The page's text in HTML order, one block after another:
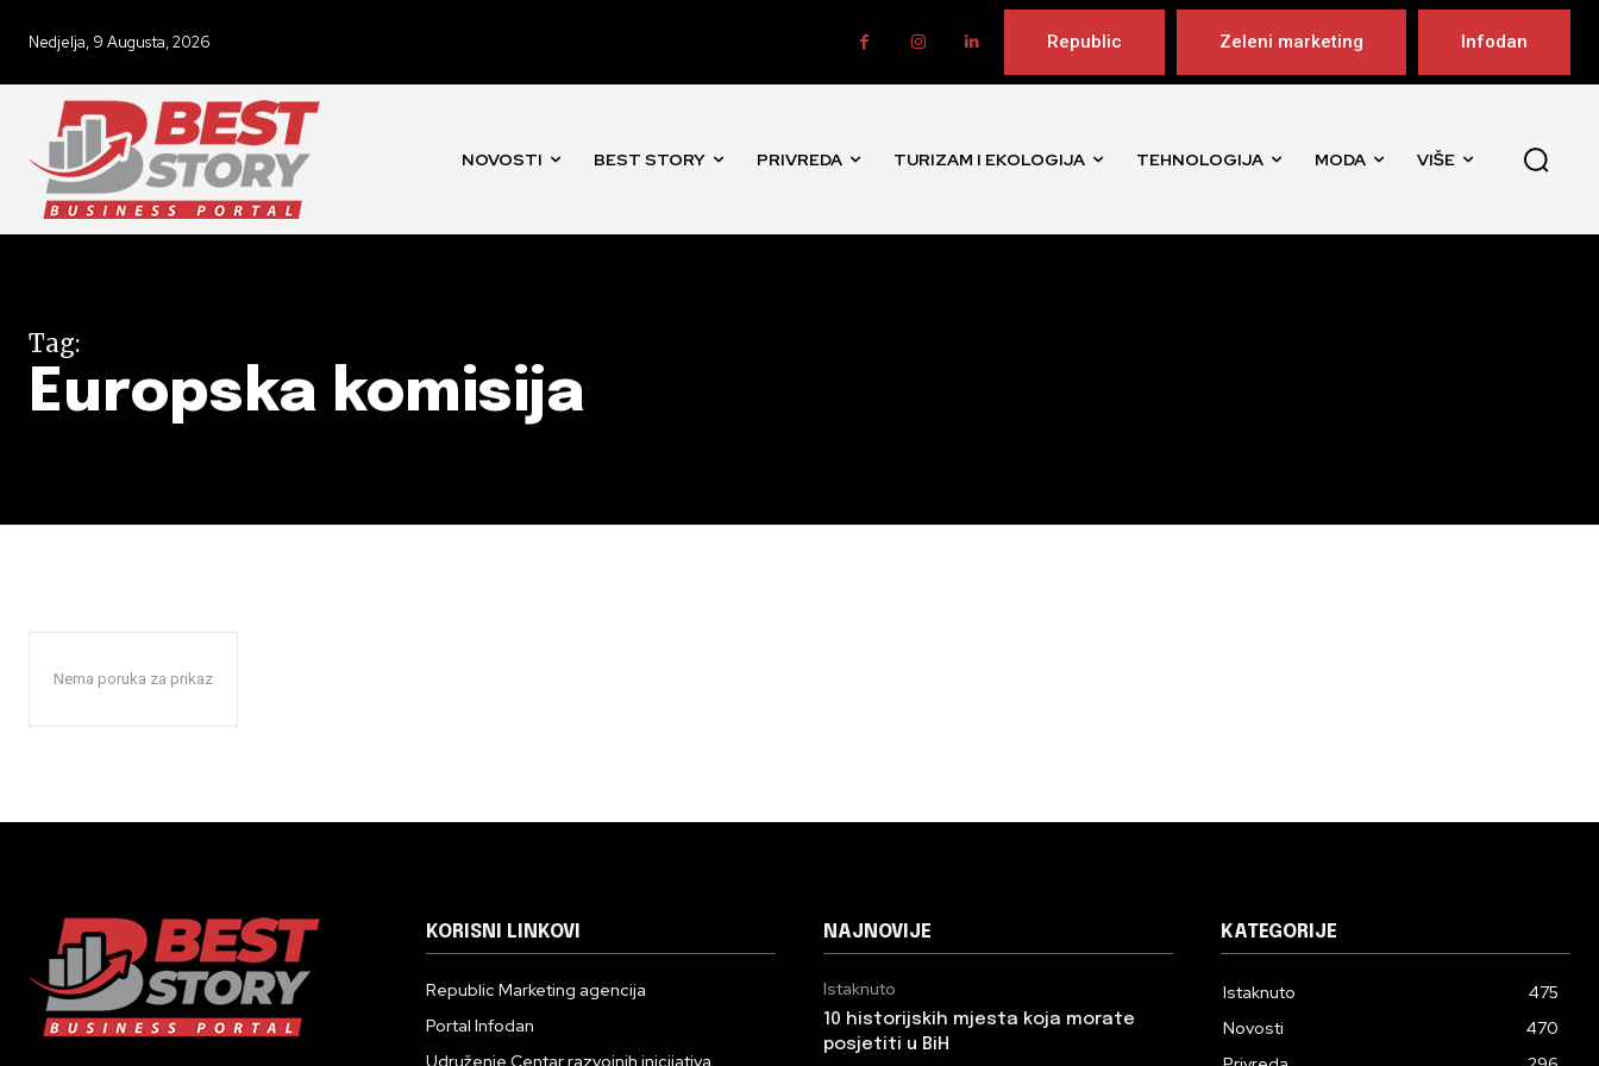
Nedjelja, 9 Augusta, 2026 Republic Zeleni marketing Infodan
NOVOSTI BEST STORY PRIVREDA TURIZAM I EKOLOGIJA TEHNOLOGIJA MODA VIŠE
Tag:
Europska komisija
Nema poruka za prikaz
KORISNI LINKOVI
Republic Marketing agencija
Portal Infodan
Udruženje Centar razvojnih inicijativa
NAJNOVIJE
Istaknuto
10 historijskih mjesta koja morate
posjetiti u BiH
KATEGORIJE
Istaknuto
475
Novosti
470